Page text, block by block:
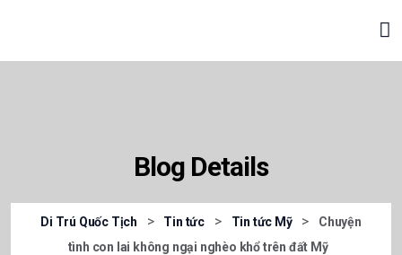
Blog Details
Di Trú Quốc Tịch > Tin tức > Tin tức Mỹ >
Chuyện
tình con lai không ngại nghèo khổ trên đất Mỹ